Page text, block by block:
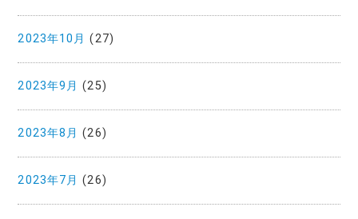
2023年10月 (27)
2023年9月 (25)
2023年8月 (26)
2023年7月 (26)